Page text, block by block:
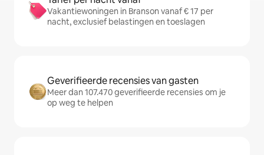
Vakantiewoningen in Branson vanaf € 17 per
nacht, exclusief belastingen en toeslagen
Geverifieerde recensies van gasten
Meer dan 107.470 geverifieerde recensies om je
op weg te helpen